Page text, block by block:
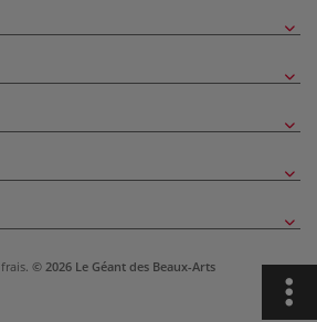
. © 2026 Le Géant des Beaux-Arts